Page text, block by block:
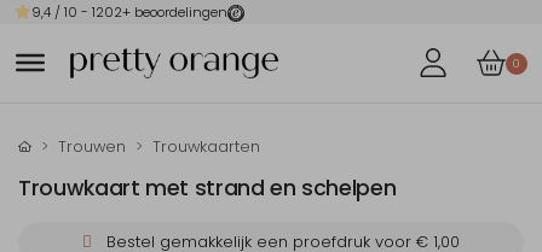
9,4 / 10 - 1202+ beoordelingen
0
Trouwen Trouwkaarten
Trouwkaart met strand en schelpen
Bestel gemakkelijk een proefdruk voor € 1,00